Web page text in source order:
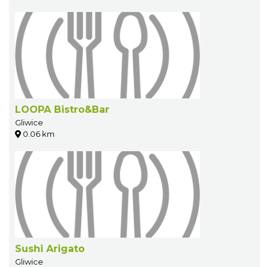
LOOPA Bistro&Bar
Gliwice
0.06 km
Sushi Arigato
Gliwice